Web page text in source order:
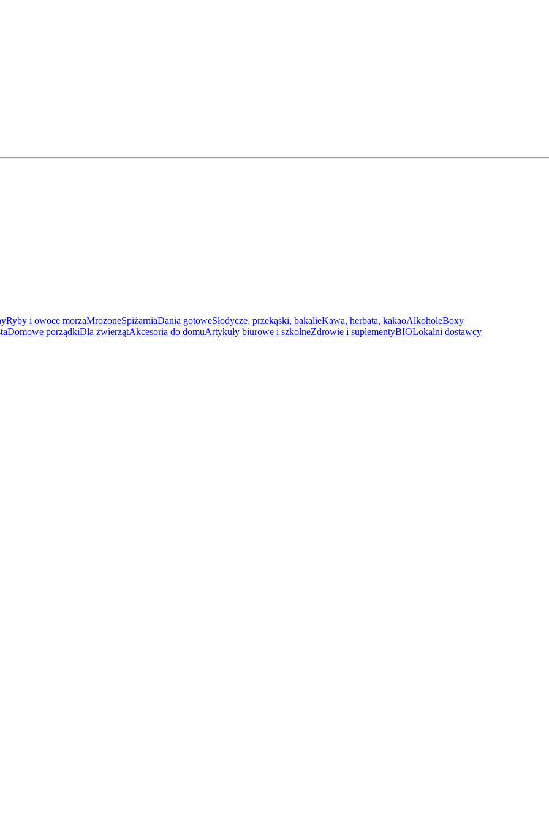
Ryby i owoce morzaMrożoneSpiżarniaDania gotoweSłodycze, przekąski, bakalieKawa, herbata, kakaoAlkoholeBoxy
Domowe porządkiDla zwierzątAkcesoria do domuArtykuły biurowe i szkolneZdrowie i suplementyBIOLokalni dostawcy